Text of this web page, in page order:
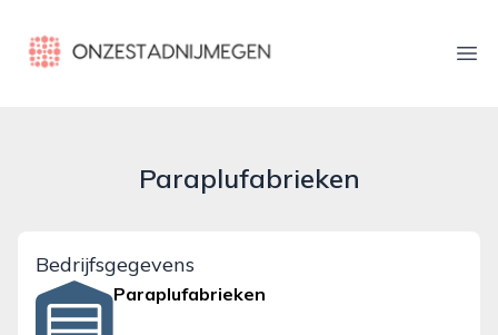
onzestadnijmegen.nl
Paraplufabrieken
Bedrijfsgegevens
Paraplufabrieken